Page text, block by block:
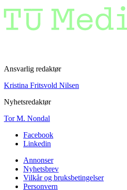
Ansvarlig redaktør
Kristina Fritsvold Nilsen
Nyhetsredaktør
Tor M. Nondal
Facebook
Linkedin
Annonser
Nyhetsbrev
Vilkår og bruksbetingelser
Personvern